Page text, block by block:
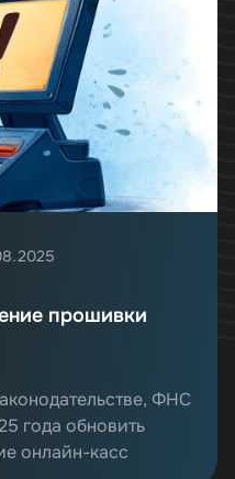
прошивки
ФНС
года обновить
онлайн-касс